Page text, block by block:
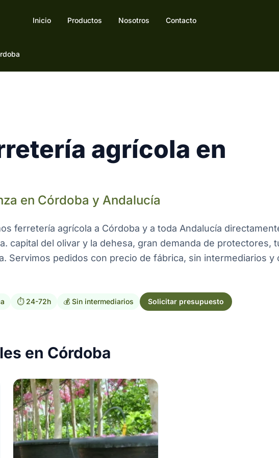
Inicio Productos Nosotros Contacto
agrícola en
en Córdoba y Andalucía
ferretería agrícola a Córdoba y a toda Andalucía
capital del olivar y la dehesa, gran demanda de protectores,
Servimos pedidos con precio de fábrica, sin intermediarios y
⏱️ 24-72h 💰 Sin intermediarios Solicitar presupuesto
en Córdoba